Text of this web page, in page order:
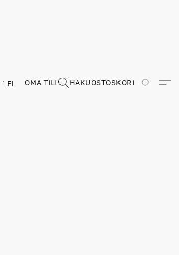
FI OMA TILI HAKUOSTOSKORI